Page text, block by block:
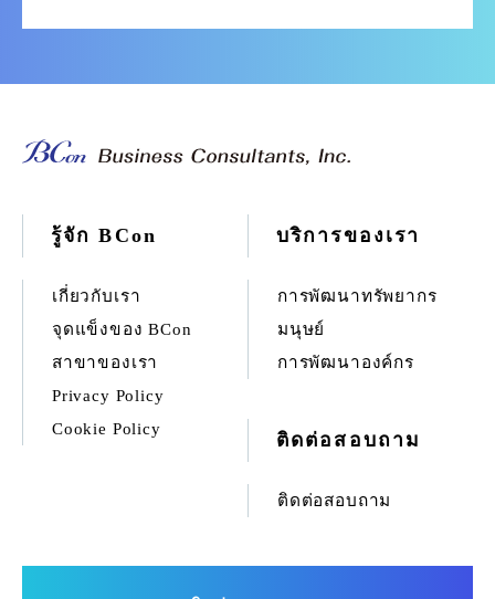
รู้จัก BCon
เกี่ยวกับเรา
จุดแข็งของ BCon
สาขาของเรา
Privacy Policy
Cookie Policy
บริการของเรา
การพัฒนาทรัพยากร
มนุษย์
การพัฒนาองค์กร
ติดต่อสอบถาม
ติดต่อสอบถาม